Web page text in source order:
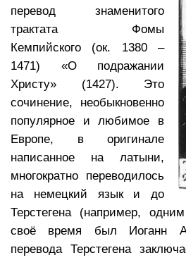
перевод знаменитого
трактата Фомы
Кемпийского (ок. 1380­ –
1471) «О подражании
Христу» (1427). Это
сочинение, необыкновенно
популярное и любимое в
Европе, в оригинале
написанное на латыни,
многократно переводилось
на немецкий язык и до
Терстегена (например,
своё время был Иоганн
перевода Терстегена